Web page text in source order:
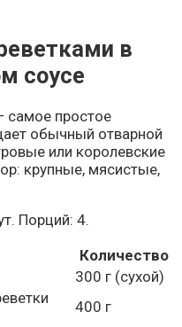
в
соусе
самое простое
обычный отварной
или королевские
крупные, мясистые,
Порций: 4.
Количество
300 г (сухой)
400 г